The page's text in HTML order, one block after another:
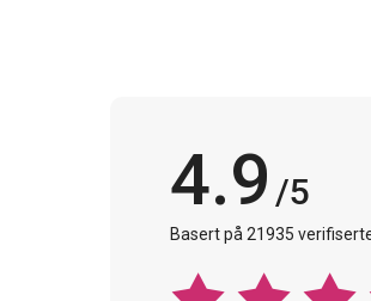
4.9 /5
Basert på 21935